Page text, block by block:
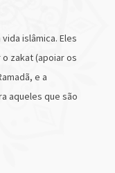
islâmica. Eles
zakat (apoiar os
e a
aqueles que são